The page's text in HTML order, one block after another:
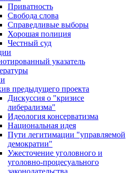
Приватность
Свобода слова
Справедливые выборы
Хорошая полиция
Честный суд
указатель
предыдущего проекта
Дискуссия о "кризисе
либерализма"
Идеология консерватизма
Национальная идея
Пути легитимации "управляемой
демократии"
Ужесточение уголовного и
уголовно-процесуального
законодательства